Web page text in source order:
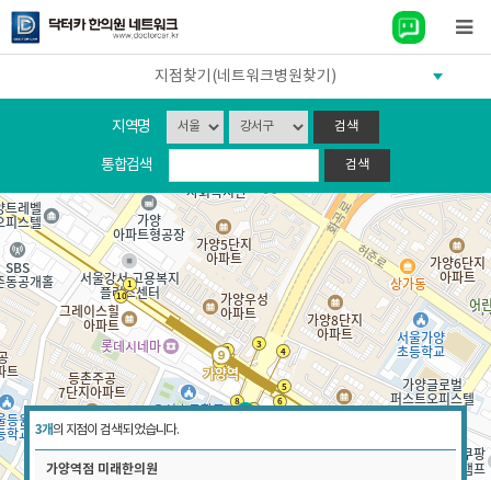
지점찾기(네트워크병원찾기)
지역명
통합검색
3개의 지점이 검색 되었습니다.
가양역점 미래한의원